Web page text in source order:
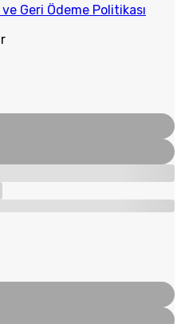
Geri Ödeme Politikası